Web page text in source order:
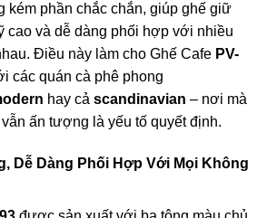
kém phần chắc chắn, giúp ghế giữ
cao và dễ dàng phối hợp với nhiều
Điều này làm cho Ghế Cafe PV-
các quán cà phê phong
hay cả scandinavian – nơi mà
ấn tượng là yếu tố quyết định.
Dễ Dàng Phối Hợp Với Mọi Không